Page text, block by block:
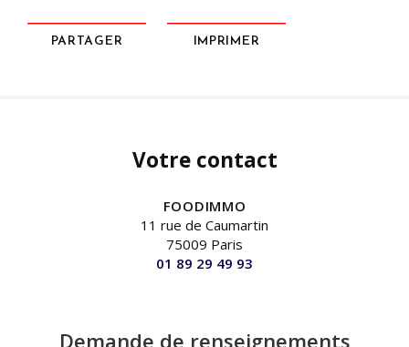
PARTAGER IMPRIMER
Votre contact
FOODIMMO
11 rue de Caumartin
75009 Paris
01 89 29 49 93
Demande de renseignements